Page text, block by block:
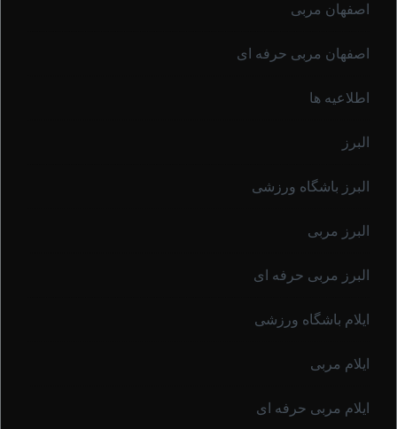
اصفهان مربی
اصفهان مربی حرفه ای
اطلاعیه ها
البرز
البرز باشگاه ورزشی
البرز مربی
البرز مربی حرفه ای
ایلام باشگاه ورزشی
ایلام مربی
ایلام مربی حرفه ای